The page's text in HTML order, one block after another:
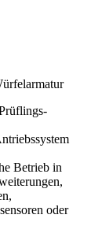
Betrieb in
oder